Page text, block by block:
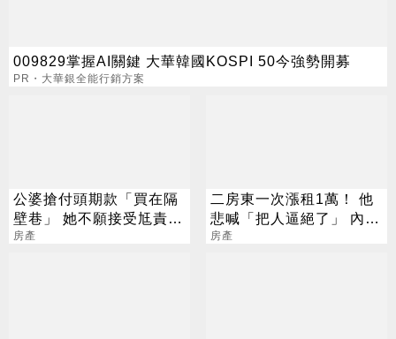
009829掌握AI關鍵 大華韓國KOSPI 50今強勢開募
PR・大華銀全能行銷方案
公婆搶付頭期款「買在隔
壁巷」 她不願接受尪責
怪：無理取鬧
房產
二房東一次漲租1萬！ 他
悲喊「把人逼絕了」 內行
嘆：只剩1招
房產